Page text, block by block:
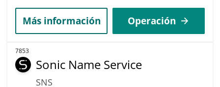
Más información Operación
7853
Sonic Name Service
SNS